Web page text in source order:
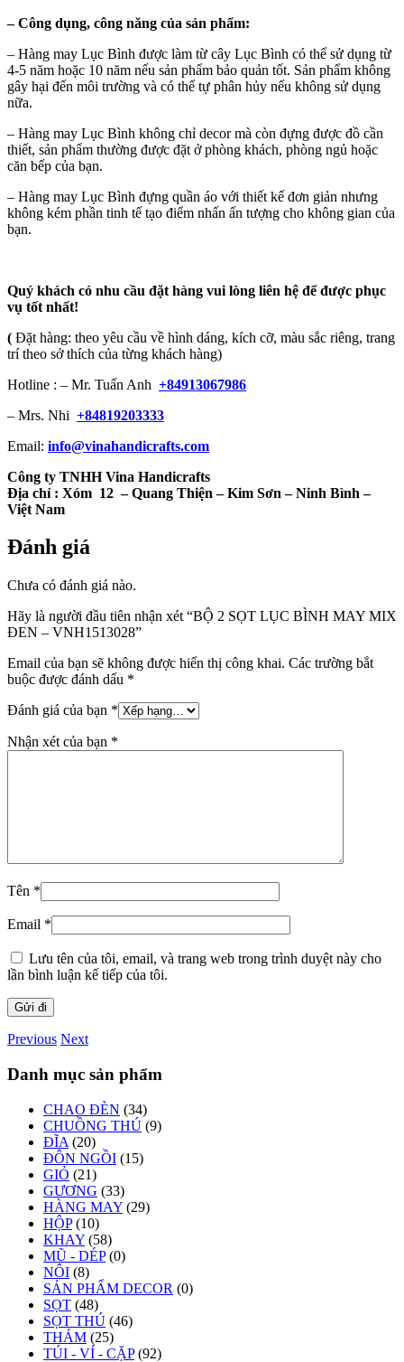
–Công dụng, công năng của sản phẩm:
– Hàng may Lục Bình được làm từ cây Lục Bình có thể sử dụng từ
4-5 năm hoặc 10 năm nếu sản phẩm bảo quản tốt. Sản phẩm không
gây hại đến môi trường và có thể tự phân hủy nếu không sử dụng
nữa.
– Hàng may Lục Bình không chỉ decor mà còn đựng được đồ cần
thiết, sản phẩm thường được đặt ở phòng khách, phòng ngủ hoặc
căn bếp của bạn.
– Hàng may Lục Bình đựng quần áo với thiết kế đơn giản nhưng
không kém phần tinh tế tạo điểm nhấn ấn tượng cho không gian của
bạn.
Quý khách có nhu cầu đặt hàng vui lòng liên hệ để được phục
vụ tốt nhất!
( Đặt hàng: theo yêu cầu về hình dáng, kích cỡ, màu sắc riêng, trang
trí theo sở thích của từng khách hàng)
Hotline : – Mr. Tuấn Anh +84913067986
– Mrs. Nhi +84819203333
Email: info@vinahandicrafts.com
Công ty TNHH Vina Handicrafts
Địa chỉ : Xóm 12 – Quang Thiện – Kim Sơn – Ninh Bình –
Việt Nam
Đánh giá
Chưa có đánh giá nào.
Hãy là người đầu tiên nhận xét “BỘ 2 SỌT LỤC BÌNH MAY MIX
ĐEN – VNH1513028”
Email của bạn sẽ không được hiển thị công khai. Các trường bắt
buộc được đánh dấu *
Đánh giá của bạn *
Nhận xét của bạn *
Tên *
Email *
Lưu tên của tôi, email, và trang web trong trình duyệt này cho
lần bình luận kế tiếp của tôi.
Previous Next
Danh mục sản phẩm
CHAO ĐÈN (34)
CHUỒNG THÚ (9)
ĐĨA (20)
ĐÔN NGỒI (15)
GIỎ (21)
GƯƠNG (33)
HÀNG MAY (29)
HỘP (10)
KHAY (58)
MŨ - DÉP (0)
NÔI (8)
SẢN PHẨM DECOR (0)
SỌT (48)
SỌT THÚ (46)
THẢM (25)
TÚI - VÍ - CẶP (92)